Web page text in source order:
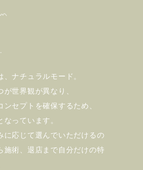
、ナチュラルモード。
が世界観が異なり、
ンセプトを確保するため、
っています。
に応じて選んでいただけるの
施術、退店まで自分だけの特